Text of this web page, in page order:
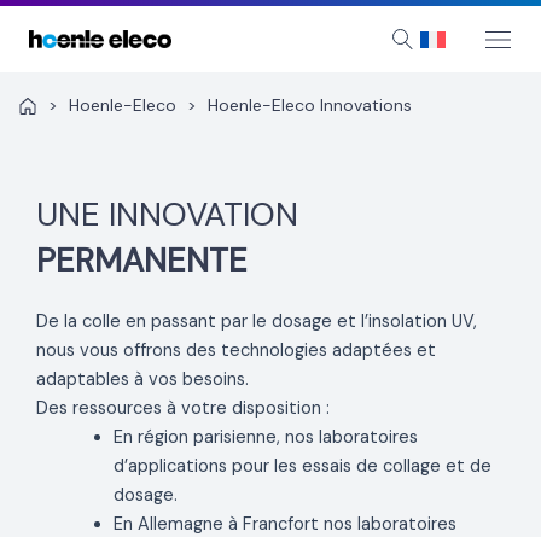
Aller
> Hoenle-Eleco > Hoenle-Eleco Innovations
UNE INNOVATION
PERMANENTE
De la colle en passant par le dosage et l’insolation UV,
nous vous offrons des technologies adaptées et
adaptables à vos besoins.
Des ressources à votre disposition :
En région parisienne, nos laboratoires
d’applications pour les essais de collage et de
dosage.
En Allemagne à Francfort nos laboratoires